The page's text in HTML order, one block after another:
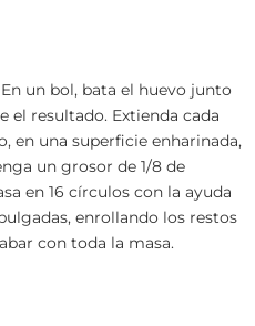
un bol, bata el huevo junto
el resultado. Extienda cada
en una superficie enharinada,
un grosor de 1/8 de
en 16 círculos con la ayuda
enrollando los restos
con toda la masa.